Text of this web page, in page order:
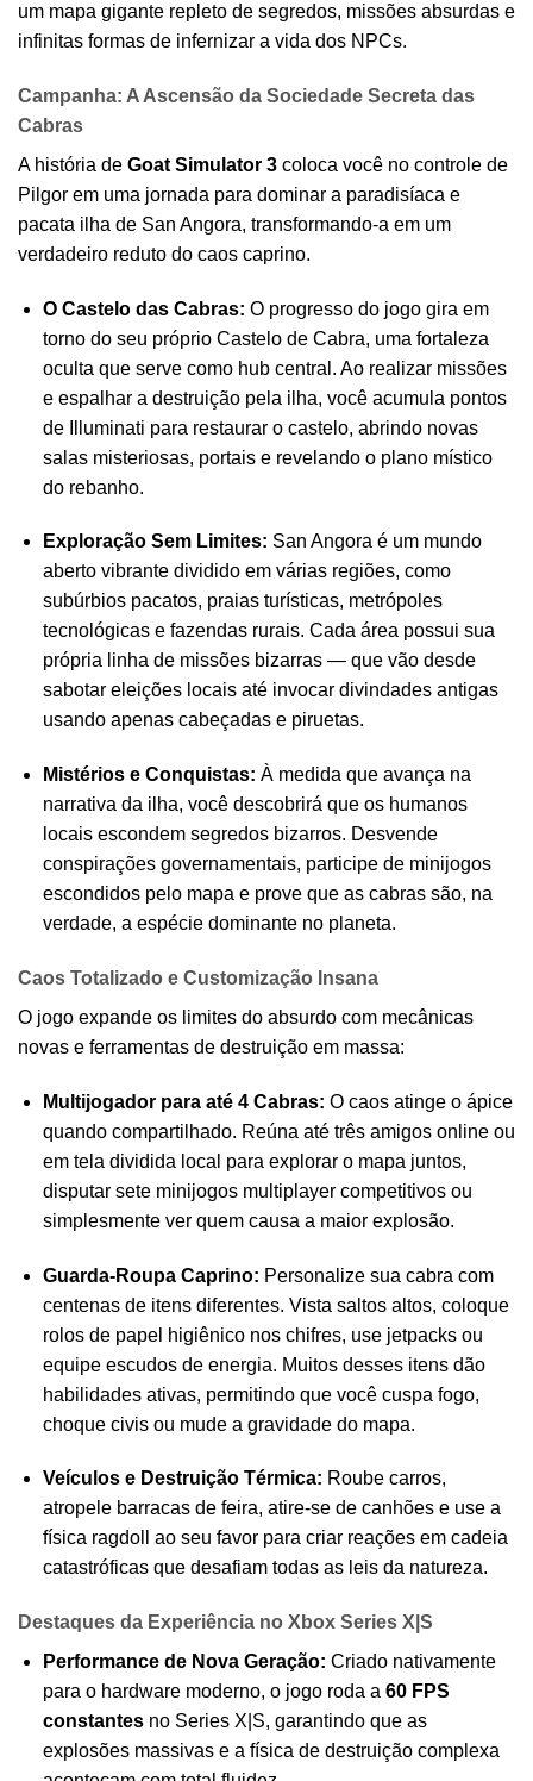
um mapa gigante repleto de segredos, missões absurdas e
infinitas formas de infernizar a vida dos NPCs.
Campanha: A Ascensão da Sociedade Secreta das
Cabras
A história de Goat Simulator 3 coloca você no controle de
Pilgor em uma jornada para dominar a paradisíaca e
pacata ilha de San Angora, transformando-a em um
verdadeiro reduto do caos caprino.
O Castelo das Cabras: O progresso do jogo gira em
torno do seu próprio Castelo de Cabra, uma fortaleza
oculta que serve como hub central. Ao realizar missões
e espalhar a destruição pela ilha, você acumula pontos
de Illuminati para restaurar o castelo, abrindo novas
salas misteriosas, portais e revelando o plano místico
do rebanho.
Exploração Sem Limites: San Angora é um mundo
aberto vibrante dividido em várias regiões, como
subúrbios pacatos, praias turísticas, metrópoles
tecnológicas e fazendas rurais. Cada área possui sua
própria linha de missões bizarras — que vão desde
sabotar eleições locais até invocar divindades antigas
usando apenas cabeçadas e piruetas.
Mistérios e Conquistas: À medida que avança na
narrativa da ilha, você descobrirá que os humanos
locais escondem segredos bizarros. Desvende
conspirações governamentais, participe de minijogos
escondidos pelo mapa e prove que as cabras são, na
verdade, a espécie dominante no planeta.
Caos Totalizado e Customização Insana
O jogo expande os limites do absurdo com mecânicas
novas e ferramentas de destruição em massa:
Multijogador para até 4 Cabras: O caos atinge o ápice
quando compartilhado. Reúna até três amigos online ou
em tela dividida local para explorar o mapa juntos,
disputar sete minijogos multiplayer competitivos ou
simplesmente ver quem causa a maior explosão.
Guarda-Roupa Caprino: Personalize sua cabra com
centenas de itens diferentes. Vista saltos altos, coloque
rolos de papel higiênico nos chifres, use jetpacks ou
equipe escudos de energia. Muitos desses itens dão
habilidades ativas, permitindo que você cuspa fogo,
choque civis ou mude a gravidade do mapa.
Veículos e Destruição Térmica: Roube carros,
atropele barracas de feira, atire-se de canhões e use a
física ragdoll ao seu favor para criar reações em cadeia
catastróficas que desafiam todas as leis da natureza.
Destaques da Experiência no Xbox Series X|S
Performance de Nova Geração: Criado nativamente
para o hardware moderno, o jogo roda a 60 FPS
constantesno Series X|S, garantindo que as
explosões massivas e a física de destruição complexa